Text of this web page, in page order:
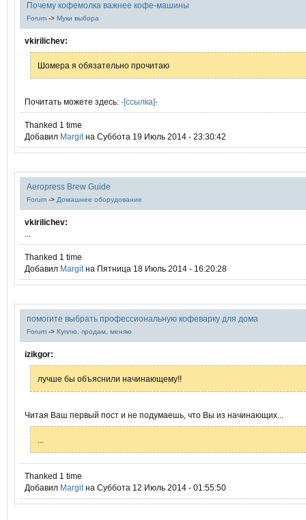
Почему кофемолка важнее кофе-машины
Forum -> Муки выбора
vkirilichev:
Шомера я обязательно прочитаю
Почитать можете здесь: -[ссылка]-
Thanked 1 time
Добавил Margit на Суббота 19 Июль 2014 - 23:30:42
Aeropress Brew Guide
Forum -> Домашнее оборудование
vkirilichev:
Thanked 1 time
Добавил Margit на Пятница 18 Июль 2014 - 16:20:28
помогите выбрать профессиональную кофеварку для дома
Forum -> Куплю, продам, меняю
izikgor:
лучше бы объяснили начинающему!!
Читая Ваш первый пост и не подумаешь, что Вы из начинающих...
Thanked 1 time
Добавил Margit на Суббота 12 Июль 2014 - 01:55:50